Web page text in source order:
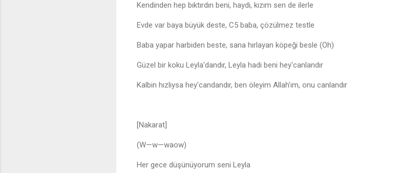
Kendinden hep bıktırdın beni, haydi, kızım sen de ilerle
Evde var baya büyük deste, C5 baba, çözülmez testle
Baba yapar harbiden beste, sana hırlayan köpeği besle (Oh)
Güzel bir koku Leyla'dandır, Leyla hadi beni hey'canlandır
Kalbin hızlıysa hey'candandır, ben öleyim Allah'ım, onu canlandır
[Nakarat]
(W—w—waow)
Her gece düşünüyorum seni Leyla